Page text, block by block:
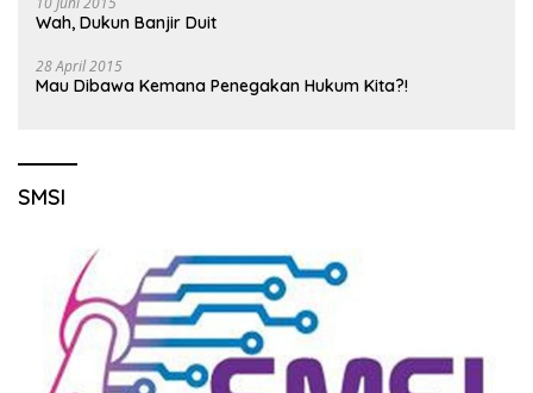
Wah, Dukun Banjir Duit
28 April 2015
Mau Dibawa Kemana Penegakan Hukum Kita?!
SMSI